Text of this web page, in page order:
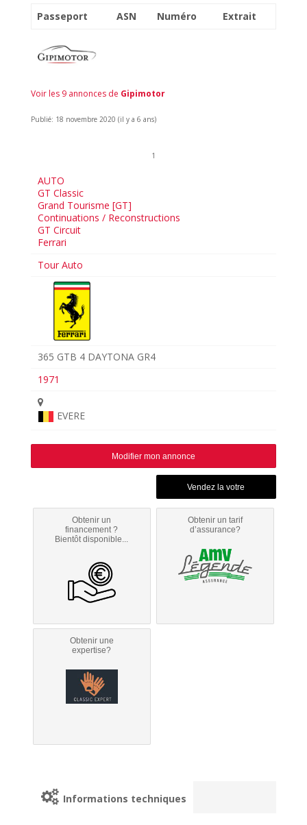
Passeport ASN Numéro Extrait
Voir les 9 annonces de Gipimotor
Publié: 18 novembre 2020 (il y a 6 ans)
1
AUTO
GT Classic
Grand Tourisme [GT]
Continuations / Reconstructions
GT Circuit
Ferrari
Tour Auto
365 GTB 4 DAYTONA GR4
1971
EVERE
Modifier mon annonce
Obtenir un
financement ?
Bientôt disponible...
Obtenir un tarif
d’assurance?
Obtenir une
expertise?
Informations techniques